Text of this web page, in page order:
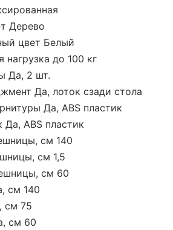
Дерево
цвет Белый
нагрузка до 100 кг
Да, 2 шт.
Да, лоток сзади стола
Да, ABS пластик
Да, ABS пластик
cм 140
см 1,5
cм 60
см 140
см 75
см 60